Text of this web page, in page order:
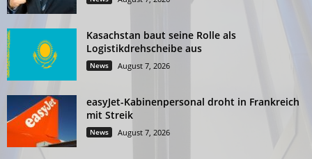
Kasachstan baut seine Rolle als
Logistikdrehscheibe aus
News August 7, 2026
easyJet-Kabinenpersonal droht in Frankreich
mit Streik
News August 7, 2026